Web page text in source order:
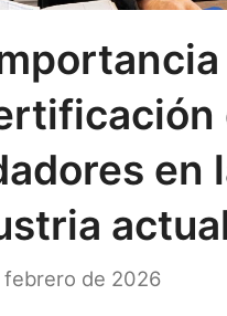
en
febrero de 2026